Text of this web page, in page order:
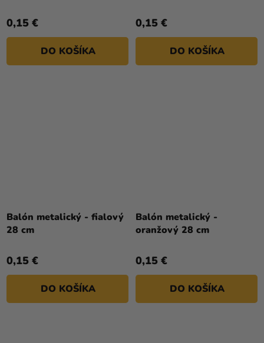
0,15 €
DO KOŠÍKA
0,15 €
DO KOŠÍKA
Balón metalický - fialový
28 cm
0,15 €
DO KOŠÍKA
Balón metalický -
oranžový 28 cm
0,15 €
DO KOŠÍKA